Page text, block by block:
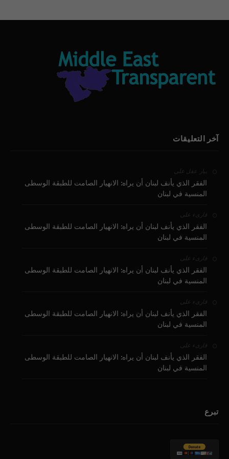
آخر التعليقات
بيار عقل على
الفقر الذي يأنف لبنان أن يراه: الانهيار الصامت للطبقة الوسطى
المنسية في لبنان
قارىء على
الفقر الذي يأنف لبنان أن يراه: الانهيار الصامت للطبقة الوسطى
المنسية في لبنان
قارىء على
الفقر الذي يأنف لبنان أن يراه: الانهيار الصامت للطبقة الوسطى
المنسية في لبنان
قارىء على
الفقر الذي يأنف لبنان أن يراه: الانهيار الصامت للطبقة الوسطى
المنسية في لبنان
قارىء على
الفقر الذي يأنف لبنان أن يراه: الانهيار الصامت للطبقة الوسطى
المنسية في لبنان
تبرع